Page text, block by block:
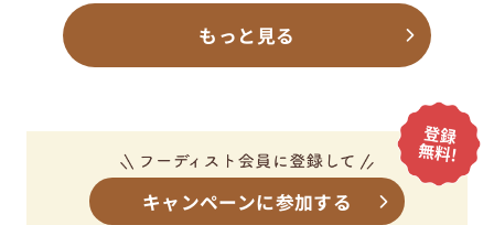
もっと見る
キャンペーンに参加する